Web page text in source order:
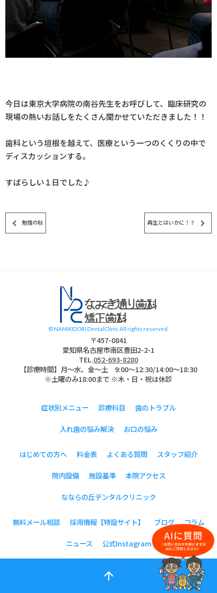
今日は東京大学病院の南谷先生をお呼びして、臨床研究の
現場の熱いお話しをたくさん聞かせていただきました！！
歯科という垣根を越えて、医療という一つのくくりの中で
ディスカッションする。
すばらしい１日でした♪
keyboard_arrow_left 勉強の秋 再生とはいかに！？ keyboard_arrow_right
© NAMIKIDORI DentalClinic All rights reserved.
〒457-0841
愛知県名古屋市南区豊田2-2-1
TEL.052-693-8280
【診療時間】月〜水、金～土 9:00〜12:30/14:00～18:30
※土曜のみ18:00まで ※木・日・祝は休診
症状別メニュー 診療科目 歯のトラブル
入れ歯の悩み解決 お口の悩み
はじめての方へ 料金表 よくある質問 スタッフ紹介
院内設備 施設基準 本院アクセス
なならの丘デンタルクリニック
無料メール相談 採用情報【特設サイト】 ブログ コラム
ニュース 公式Instagram
arrow_upward